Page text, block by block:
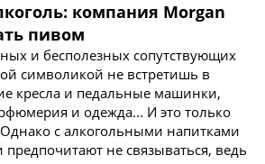
компания Morgan
пивом
и бесполезных сопутствующих
символикой не встретишь в
кресла и педальные машинки,
и одежда... И это только
с алкогольными напитками
не связываться, ведь